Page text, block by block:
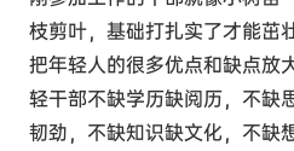
枝剪叶，基础打扎实了才能茁
把年轻人的很多优点和缺点放
轻干部不缺学历缺阅历，不缺
韧劲，不缺知识缺文化，不缺